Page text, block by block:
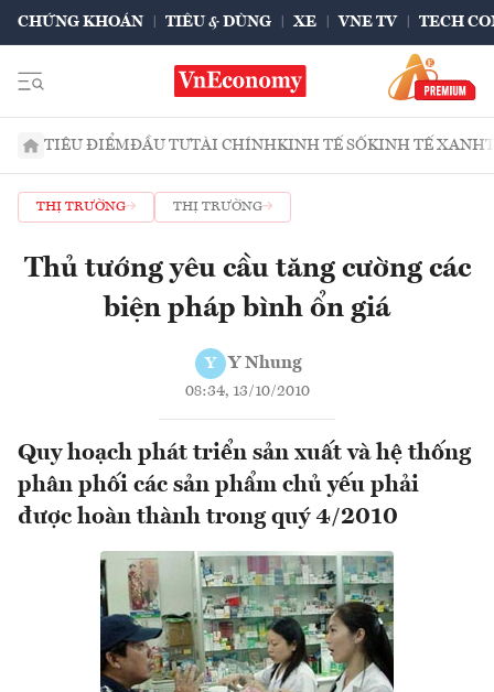
CHỨNG KHOÁN TIÊU & DÙNG XE VNE TV TECH
TIÊU ĐIỂMĐẦU TƯTÀI CHÍNHKINH TẾ SỐKINH TẾ XANH
THỊ TRƯỜNG THỊ TRƯỜNG
Thủ tướng yêu cầu tăng cường các
biện pháp bình ổn giá
Y Y Nhung
08:34, 13/10/2010
Quy hoạch phát triển sản xuất và hệ thống
phân phối các sản phẩm chủ yếu phải
được hoàn thành trong quý 4/2010